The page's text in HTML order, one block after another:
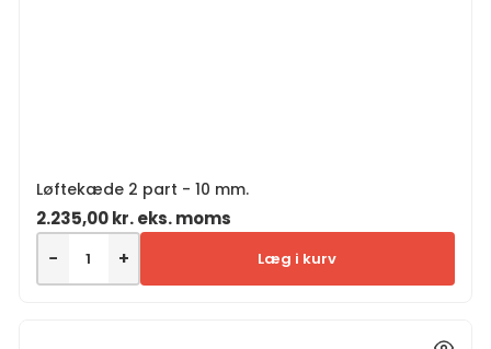
Løftekæde 2 part - 10 mm.
2.235,00kr.eks. moms
− + Læg i kurv